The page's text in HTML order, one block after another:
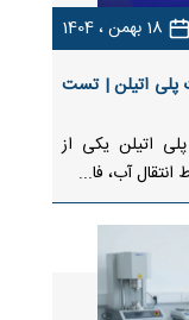
18 بهمن ، 1404
پلی اتیلن | تست
اتیلن یکی از
آب، فا...